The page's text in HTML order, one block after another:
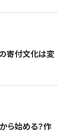
寄付文化は変
ら始める？作